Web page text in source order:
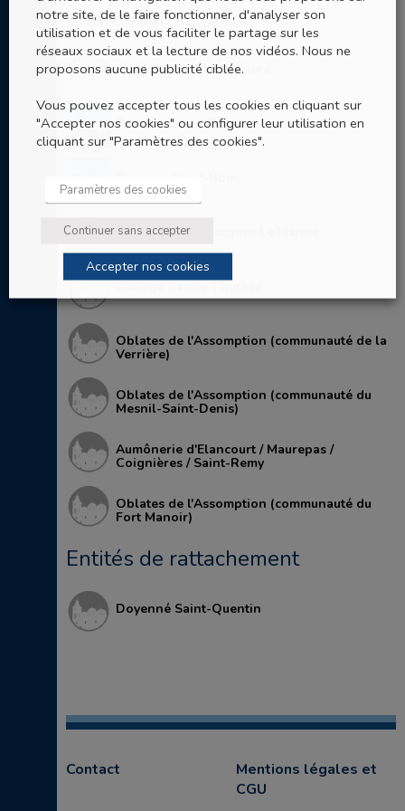
Entités rattachées
Institut MGEN La Verrière
Paroisse Saint-Denis
Paroisse Saint-Jacques Le Majeur
Oblates de l'Assomption (communauté de la
Verrière)
Oblates de l'Assomption (communauté du
Mesnil-Saint-Denis)
Aumônerie d'Elancourt / Maurepas /
Coignières / Saint-Remy
Oblates de l'Assomption (communauté du
Fort Manoir)
Entités de rattachement
Doyenné Saint-Quentin
Contact
Mentions légales et
CGU
notre site, de le faire fonctionner, d'analyser son
utilisation et de vous faciliter le partage sur les
réseaux sociaux et la lecture de nos vidéos. Nous ne
proposons aucune publicité ciblée.
Vous pouvez accepter tous les cookies en cliquant sur
"Accepter nos cookies" ou configurer leur utilisation en
cliquant sur "Paramètres des cookies".
Paramètres des cookies
Continuer sans accepter
Accepter nos cookies